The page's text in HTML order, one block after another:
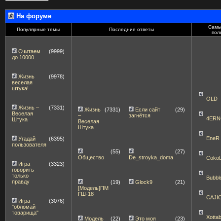
На форуме
Популярные темы Последние ответы
Считаем
до 10000
(9999)
Жизнь
веселая
штука!
(9978)
Жизнь –
Веселая
Штука
(7331)
Угадай
пользователя
(6395)
Игра
говорить
только
правду
(3323)
Игра
"обломай
товарища"
(3076)
Жизнь
–
Веселая
Штука
(7331)
Если сайт
загнётся
(29)
Общество
(55)
De_stroyka_doma
(27)
[Модель]ПМ
ГШ-18
(19) Glock9 (21)
Модель
(22)
Это моя
(23)
OLD
EneR